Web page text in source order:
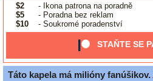
$2
- Ikona patrona na poradně
$5
- Poradna bez reklam
$10
- Soukromé poradenství
STAŇTE SE
Táto kapela má milióny